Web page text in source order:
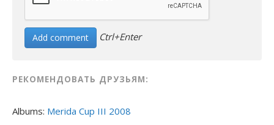
Ctrl+Enter
РЕКОМЕНДОВАТЬ ДРУЗЬЯМ:
Albums: Merida Cup III 2008